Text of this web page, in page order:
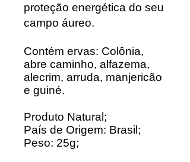
proteção energética do seu
campo áureo.
Contém ervas: Colônia,
abre caminho, alfazema,
alecrim, arruda, manjericão
e guiné.
Produto Natural;
País de Origem: Brasil;
Peso: 25g;